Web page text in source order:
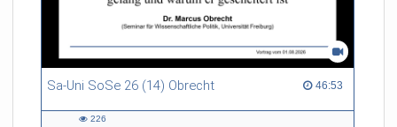
Sa-Uni SoSe 26 (14) Obrecht 46:53
46:53 duration
226